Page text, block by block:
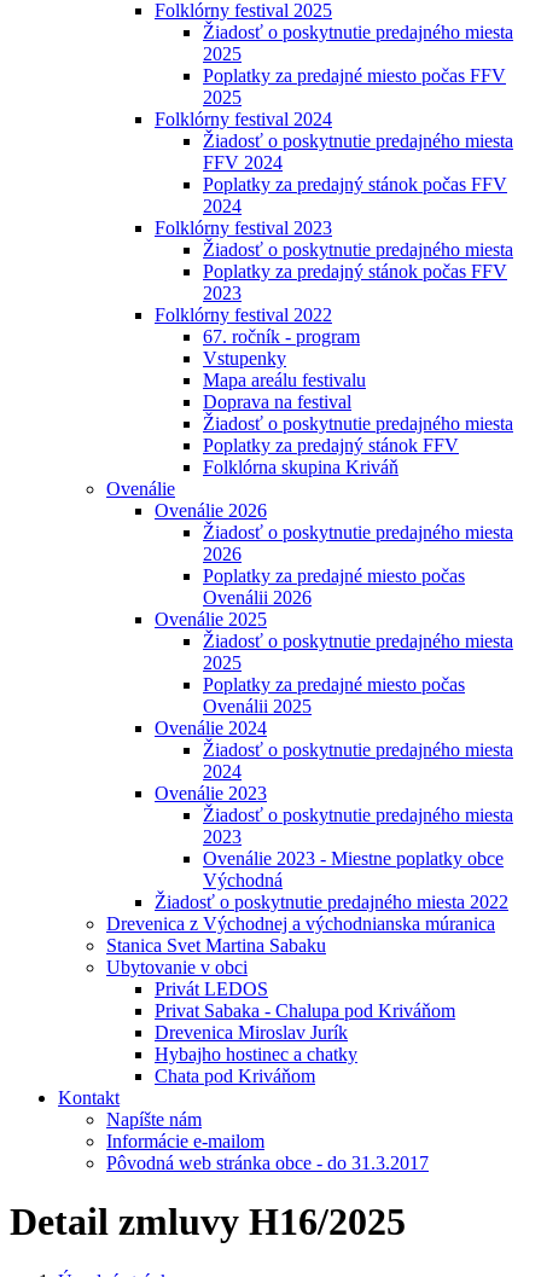
Folklórny festival 2025
Žiadosť o poskytnutie predajného miesta
2025
Poplatky za predajné miesto počas FFV
2025
Folklórny festival 2024
Žiadosť o poskytnutie predajného miesta
FFV 2024
Poplatky za predajný stánok počas FFV
2024
Folklórny festival 2023
Žiadosť o poskytnutie predajného miesta
Poplatky za predajný stánok počas FFV
2023
Folklórny festival 2022
67. ročník - program
Vstupenky
Mapa areálu festivalu
Doprava na festival
Žiadosť o poskytnutie predajného miesta
Poplatky za predajný stánok FFV
Folklórna skupina Kriváň
Ovenálie
Ovenálie 2026
Žiadosť o poskytnutie predajného miesta
2026
Poplatky za predajné miesto počas
Ovenálii 2026
Ovenálie 2025
Žiadosť o poskytnutie predajného miesta
2025
Poplatky za predajné miesto počas
Ovenálii 2025
Ovenálie 2024
Žiadosť o poskytnutie predajného miesta
2024
Ovenálie 2023
Žiadosť o poskytnutie predajného miesta
2023
Ovenálie 2023 - Miestne poplatky obce
Východná
Žiadosť o poskytnutie predajného miesta 2022
Drevenica z Východnej a východnianska múranica
Stanica Svet Martina Sabaku
Ubytovanie v obci
Privát LEDOS
Privat Sabaka - Chalupa pod Kriváňom
Drevenica Miroslav Jurík
Hybajho hostinec a chatky
Chata pod Kriváňom
Kontakt
Napíšte nám
Informácie e-mailom
Pôvodná web stránka obce - do 31.3.2017
Detail zmluvy H16/2025